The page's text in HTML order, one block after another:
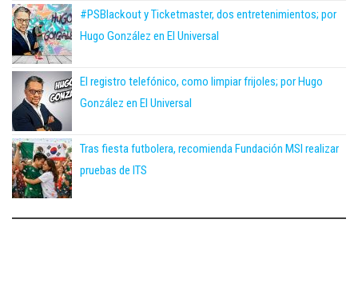
#PSBlackout y Ticketmaster, dos entretenimientos; por
Hugo González en El Universal
El registro telefónico, como limpiar frijoles; por Hugo
González en El Universal
Tras fiesta futbolera, recomienda Fundación MSI realizar
pruebas de ITS